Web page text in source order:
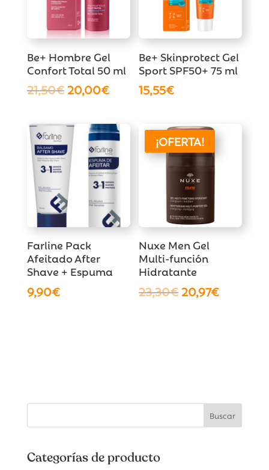
Be+ Hombre Gel
Confort Total 50 ml
21,50€El
original
era:
21,50€.
20,00€El
actual
es:
20,00€.
Be+ Skinprotect Gel
Sport SPF50+ 75 ml
15,55€
Farline Pack
Afeitado After
Shave + Espuma
9,90€
¡OFERTA!
Nuxe Men Gel
Multi-función
Hidratante
23,30€El
20,97€El
Categorías de producto